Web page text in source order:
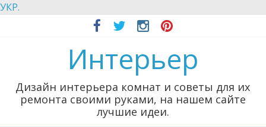
УКР.
Интерьер
Дизайн интерьера комнат и советы для их
ремонта своими руками, на нашем сайте
лучшие идеи.